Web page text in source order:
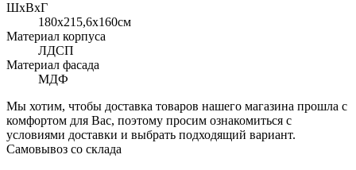
ШхВхГ
180x215,6х160см
Материал корпуса
ЛДСП
Материал фасада
МДФ
Мы хотим, чтобы доставка товаров нашего магазина прошла с
комфортом для Вас, поэтому просим ознакомиться с
условиями доставки и выбрать подходящий вариант.
Самовывоз со склада